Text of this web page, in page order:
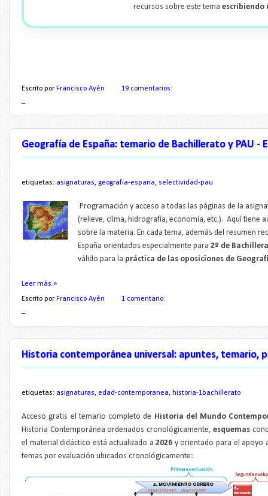
recursos sobre este tema escribiendo
Escrito por Francisco Ayén
19 comentarios:
Geografía de España: temario de Bachillerato y PAU -
etiquetas: asignaturas, geografia-espana, selectividad-pau
Programación y acceso a todas las páginas de la
(relieve, clima, hidrografía, economía, etc.). Aquí tiene
sobre la materia. En cada tema, además del resumen
España orientados especialmente para 2º de
válido para la práctica de las oposiciones de
Leer más »
Escrito por Francisco Ayén
1 comentario:
Historia contemporánea universal: apuntes, temario,
etiquetas: asignaturas, edad-contemporanea, historia-1bachillerato
Acceso gratis el temario completo de
Historia del Mundo
Historia Contemporánea ordenados cronológicamente, esquemas
el material didáctico está actualizado a2026 y orientado para el apoyo
temas por evaluación ubicados cronológicamente: